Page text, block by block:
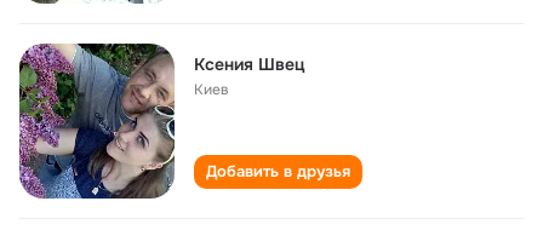
Ксения Швец
Киев
Добавить в друзья